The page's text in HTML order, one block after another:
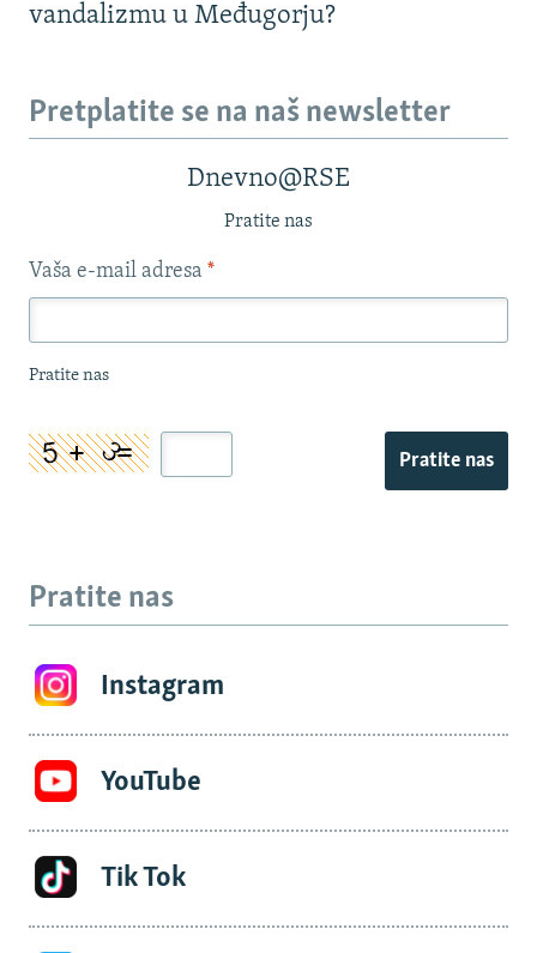
vandalizmu u Međugorju?
Pretplatite se na naš newsletter
Dnevno@RSE
Pratite nas
Vaša e-mail adresa *
Pratite nas
Pratite nas
Pratite nas
Instagram
YouTube
Tik Tok